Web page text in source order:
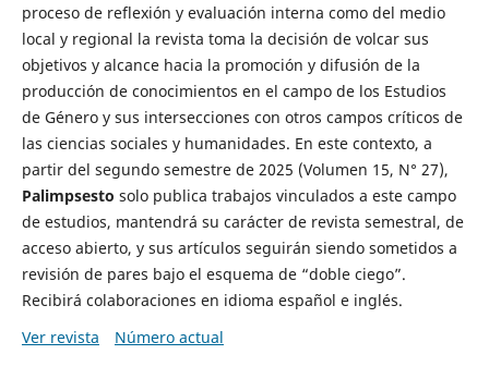
proceso de reflexión y evaluación interna como del medio
local y regional la revista toma la decisión de volcar sus
objetivos y alcance hacia la promoción y difusión de la
producción de conocimientos en el campo de los Estudios
de Género y sus intersecciones con otros campos críticos de
las ciencias sociales y humanidades. En este contexto, a
partir del segundo semestre de 2025 (Volumen 15, N° 27),
Palimpsesto solo publica trabajos vinculados a este campo
de estudios, mantendrá su carácter de revista semestral, de
acceso abierto, y sus artículos seguirán siendo sometidos a
revisión de pares bajo el esquema de “doble ciego”.
Recibirá colaboraciones en idioma español e inglés.
Ver revista
Número actual